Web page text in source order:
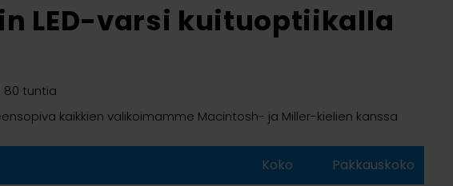
LED-varsi kuituoptiikalla
80 tuntia
kaikkien valikoimamme Macintosh- ja Miller-kielien kanssa
Koko Pakkauskoko